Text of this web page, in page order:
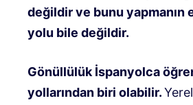
değildir ve bunu yapmanın
yolu bile değildir.
Gönüllülük İspanyolca
yollarından biri olabilir.